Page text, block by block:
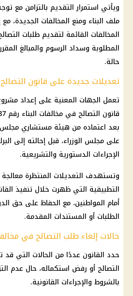
ويأتي استمرار التقديم بالتزامن مع
ملف البناء ومنع المخالفات الجديدة،
المخالفات القائمة لتقديم طلبات
المطلوبة وسداد الرسوم والمبالغ
حالة.
تعديلات جديدة على قانون التصالح
تعمل الجهات المعنية على إعداد
بعد اعتماده من هيئة مستشاري مجلس
على مجلس الوزراء، قبل إحالته إلى
الإجراءات الدستورية والتشريعية.
وتستهدف التعديلات المنتظرة
التطبيقية التي ظهرت خلال تنفيذ
أمام المواطنين، مع الحفاظ على حق
الطلبات أو المستندات المقدمة.
حالات إلغاء طلب التصالح في
حدد القانون عددًا من الحالات التي
التصالح أو رفض استكماله، حال عدم
بالشروط والإجراءات القانونية.